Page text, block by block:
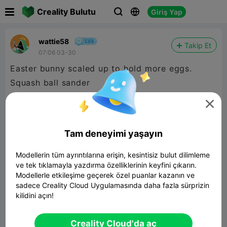
Creality Bulutu   Giriş Yap
wattie58
07:06 03-30
Takip Et
Easter bunny scaled up to hold more eggs.
Squash ball sander
perpetuo • vase

Tam deneyimi yaşayın
Modellerin tüm ayrıntılarına erişin, kesintisiz bulut dilimleme
ve tek tıklamayla yazdırma özelliklerinin keyfini çıkarın.
Modellerle etkileşime geçerek özel puanlar kazanın ve
sadece Creality Cloud Uygulamasında daha fazla sürprizin
kilidini açın!
Creality Cloud'da aç